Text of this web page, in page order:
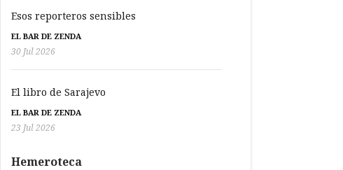
Esos reporteros sensibles
EL BAR DE ZENDA
30 Jul 2026
El libro de Sarajevo
EL BAR DE ZENDA
23 Jul 2026
Hemeroteca